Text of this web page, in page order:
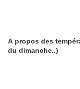
A propos des
du dimanche..)